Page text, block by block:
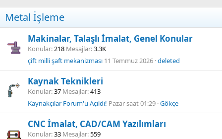
Metal İşleme
Makinalar, Talaşlı İmalat, Genel Konular
Konular 218 Mesajlar 3.3K
çift milli şaft mekanizması 11 Temmuz 2026 deleted
Kaynak Teknikleri
Konular 37 Mesajlar 413
Kaynakçılar Forum'u Açıldı! Pazar saat 01:29 Gökçe
CNC İmalat, CAD/CAM Yazılımları
Konular 33 Mesajlar 559